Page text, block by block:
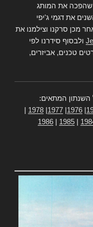
שהפכה את המותג
את דגמי ג'יפי
מכן סרקנו וצילמנו את
ולבסוף סידרנו לפי
טכנים, אביזרים,
השנתון המתאים:
1976
1977
1978
1985
1986